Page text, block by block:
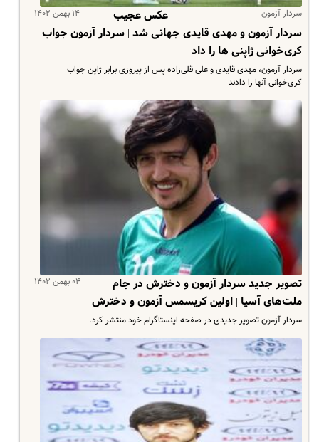
سردار آزمون ۱۴ بهمن ۱۴۰۲
عکس عجیب
سردار آزمون و مهدی قایدی جهانی شد | سردار آزمون جواب
کری‌خوانی ژاپنی ها را داد
سردار آزمون، مهدی قایدی و علی قلی‌زاده پس از پیروزی برابر ژاپن جواب
کری‌خوانی آنها را دادند
۰۴ بهمن ۱۴۰۲
تصویر جدید سردار آزمون و دخترش در جام
ملت‌های آسیا | اولین کریسمس آزمون و دخترش
سردار آزمون تصویر جدیدی در صفحه اینستاگرام خود منتشر کرد.